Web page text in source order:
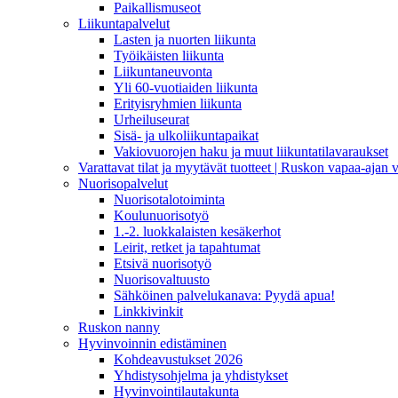
Paikallismuseot
Liikuntapalvelut
Lasten ja nuorten liikunta
Työikäisten liikunta
Liikuntaneuvonta
Yli 60-vuotiaiden liikunta
Erityisryhmien liikunta
Urheiluseurat
Sisä- ja ulkoliikuntapaikat
Vakiovuorojen haku ja muut liikuntatilavaraukset
Varattavat tilat ja myytävät tuotteet | Ruskon vapaa-ajan
Nuorisopalvelut
Nuorisotalotoiminta
Koulunuorisotyö
1.-2. luokkalaisten kesäkerhot
Leirit, retket ja tapahtumat
Etsivä nuorisotyö
Nuorisovaltuusto
Sähköinen palvelukanava: Pyydä apua!
Linkkivinkit
Ruskon nanny
Hyvinvoinnin edistäminen
Kohdeavustukset 2026
Yhdistysohjelma ja yhdistykset
Hyvinvointilautakunta